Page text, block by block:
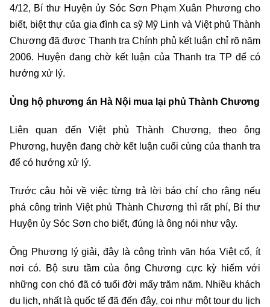
4/12, Bí thư Huyện ủy Sóc Sơn Phạm Xuân Phương cho
biết, biệt thự của gia đình ca sỹ Mỹ Linh và Việt phủ Thành
Chương đã được Thanh tra Chính phủ kết luận chỉ rõ năm
2006. Huyện đang chờ kết luận của Thanh tra TP để có
hướng xử lý.
Ủng hộ phương án Hà Nội mua lại phủ Thành Chương
Liên quan đến Việt phủ Thành Chương, theo ông
Phương, huyện đang chờ kết luận cuối cùng của thanh tra
để có hướng xử lý.
Trước câu hỏi về việc từng trả lời báo chí cho rằng nếu
phá công trình Việt phủ Thành Chương thì rất phí, Bí thư
Huyện ủy Sóc Sơn cho biết, đúng là ông nói như vậy.
Ông Phương lý giải, đây là công trình văn hóa Việt cổ, ít
nơi có. Bộ sưu tầm của ông Chương cực kỳ hiếm với
những con chó đã có tuổi đời mấy trăm năm. Nhiều khách
du lịch, nhất là quốc tế đã đến đây, coi như một tour du lịch